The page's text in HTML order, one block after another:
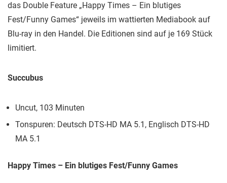
das Double Feature „Happy Times – Ein blutiges
Fest/Funny Games“ jeweils im wattierten Mediabook auf
Blu-ray in den Handel. Die Editionen sind auf je 169 Stück
limitiert.
Succubus
Uncut, 103 Minuten
Tonspuren: Deutsch DTS-HD MA 5.1, Englisch DTS-HD
MA 5.1
Happy Times – Ein blutiges Fest/Funny Games